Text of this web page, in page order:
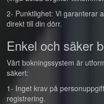
2- Punktlighet: Vi garanterar
direkt till din dörr.
Enkel och säker
Vårt bokningssystem är
säkert:
1- Inget krav på
registrering.